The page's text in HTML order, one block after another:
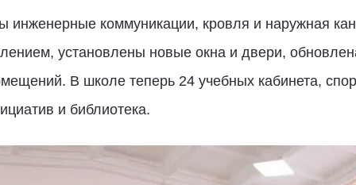
инженерные коммуникации, кровля и наружная
установлены новые окна и двери,
В школе теперь 24 учебных кабинета,
и библиотека.